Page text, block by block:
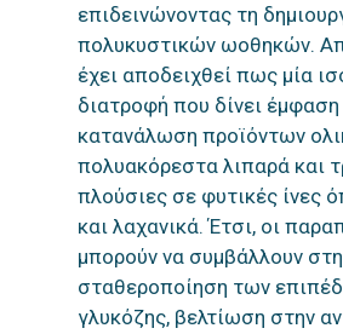
επιδεινώνοντας τη
πολυκυστικών ωοθηκών.
έχει αποδειχθεί πως μία
διατροφή που δίνει
κατανάλωση προϊόντων
πολυακόρεστα λιπαρά και
πλούσιες σε φυτικές ίνες
και λαχανικά. Έτσι, οι
μπορούν να συμβάλλουν στη
σταθεροποίηση των
γλυκόζης, βελτίωση στην